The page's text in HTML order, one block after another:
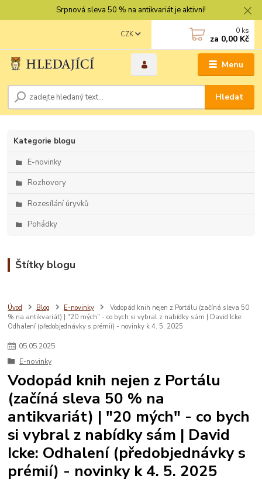
Srpnová sleva 50 % na antikvariát je aktivní!
Menu
CZK
Hledat
0 ks
za 0,00 Kč
Kategorie blogu
E-novinky
Rozhovory
Rozesílání úryvků
Pohádky
Štítky blogu
Úvod Blog E-novinky
Vodopád knih nejen z Portálu (začíná sleva 50
% na antikvariát) | "20 mých" - co bych si vybral z nabídky sám | David Icke:
Odhalení (předobjednávky s prémií) - novinky k 4. 5. 2025
05.05.2025
E-novinky
Vodopád knih nejen z Portálu
(začíná sleva 50 % na
antikvariát) | "20 mých" - co bych
si vybral z nabídky sám | David
Icke: Odhalení (předobjednávky s
prémií) - novinky k 4. 5. 2025